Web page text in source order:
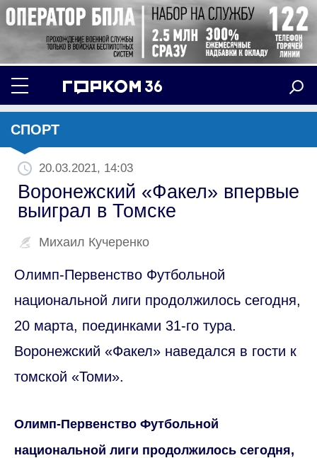
СПОРТ
20.03.2021, 14:03
Воронежский «Факел» впервые
выиграл в Томске
Михаил Кучеренко
Олимп-Первенство Футбольной
национальной лиги продолжилось сегодня,
20 марта, поединками 31-го тура.
Воронежский «Факел» наведался в гости к
томской «Томи».
Олимп-Первенство Футбольной
национальной лиги продолжилось сегодня,